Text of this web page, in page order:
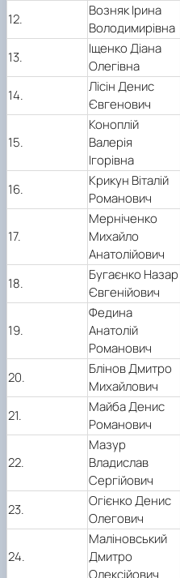
12.
Возняк Ірина
Володимирівна
13.
Іщенко Діана
Олегівна
14.
Лісін Денис
Євгенович
15.
Коноплій
Валерія
Ігорівна
16.
Крикун Віталій
Романович
17.
Мерніченко
Михайло
Анатолійович
18.
Бугаєнко Назар
Євгенійович
19.
Федина
Анатолій
Романович
20.
Блінов Дмитро
Михайлович
21.
Майба Денис
Романович
22.
Мазур
Владислав
Сергійович
23.
Огієнко Денис
Олегович
24.
Маліновський
Дмитро